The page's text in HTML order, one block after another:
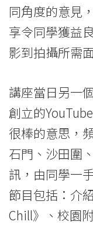
同角度的意見
享令同學獲益
影到拍攝所需
講座當日另一
創立的
很棒的意思，
石門、沙田圍
訊，由同學一
節目包括：介
Chill》、校園